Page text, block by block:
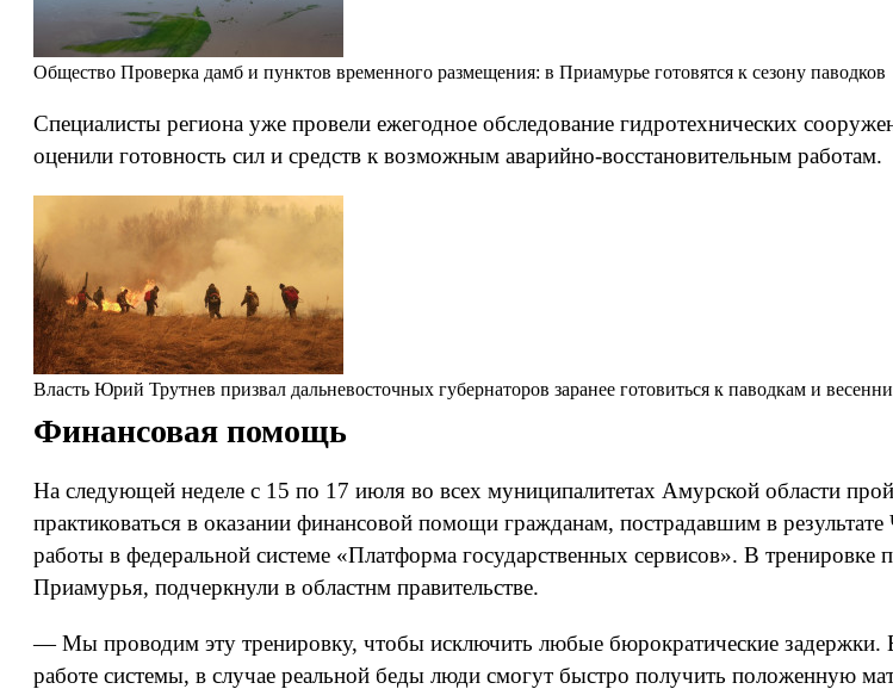
Общество Проверка дамб и пунктов временного размещения: в Приамурье готовятся к сезону паводков
Специалисты региона уже провели ежегодное обследование гидротехнических
оценили готовность сил и средств к возможным аварийно-восстановительным работам.
Власть Юрий Трутнев призвал дальневосточных губернаторов заранее готовиться к паводкам и
Финансовая помощь
На следующей неделе с 15 по 17 июля во всех муниципалитетах Амурской области
практиковаться в оказании финансовой помощи гражданам, пострадавшим в
работы в федеральной системе «Платформа государственных сервисов». В
Приамурья, подчеркнули в областнм правительстве.
— Мы проводим эту тренировку, чтобы исключить любые бюрократические задержки.
работе системы, в случае реальной беды люди смогут быстро получить положенную